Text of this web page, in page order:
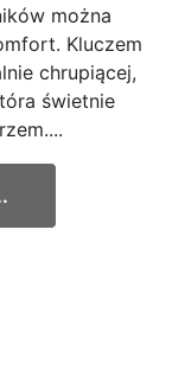
można
Kluczem
chrupiącej,
świetnie